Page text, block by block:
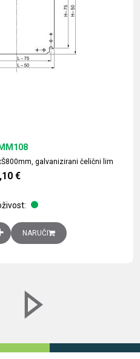
galvanizirani čelični lim
€
ploča V1000xŠ800mm,
NARUČI